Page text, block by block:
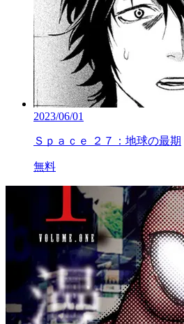
2023/06/01
Ｓｐａｃｅ ２７：地球の最期
無料